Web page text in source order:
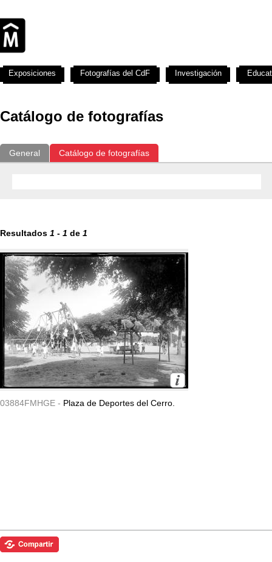
Catálogo de fotografías
General Catálogo de fotografías
Resultados 1 - 1 de 1
03884FMHGE - Plaza de Deportes del Cerro.
Exposiciones Fotografías del CdF Investigación